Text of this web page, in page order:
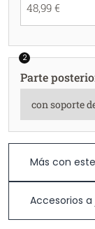
48,99 €
2
Parte
Más con
Accesorios a